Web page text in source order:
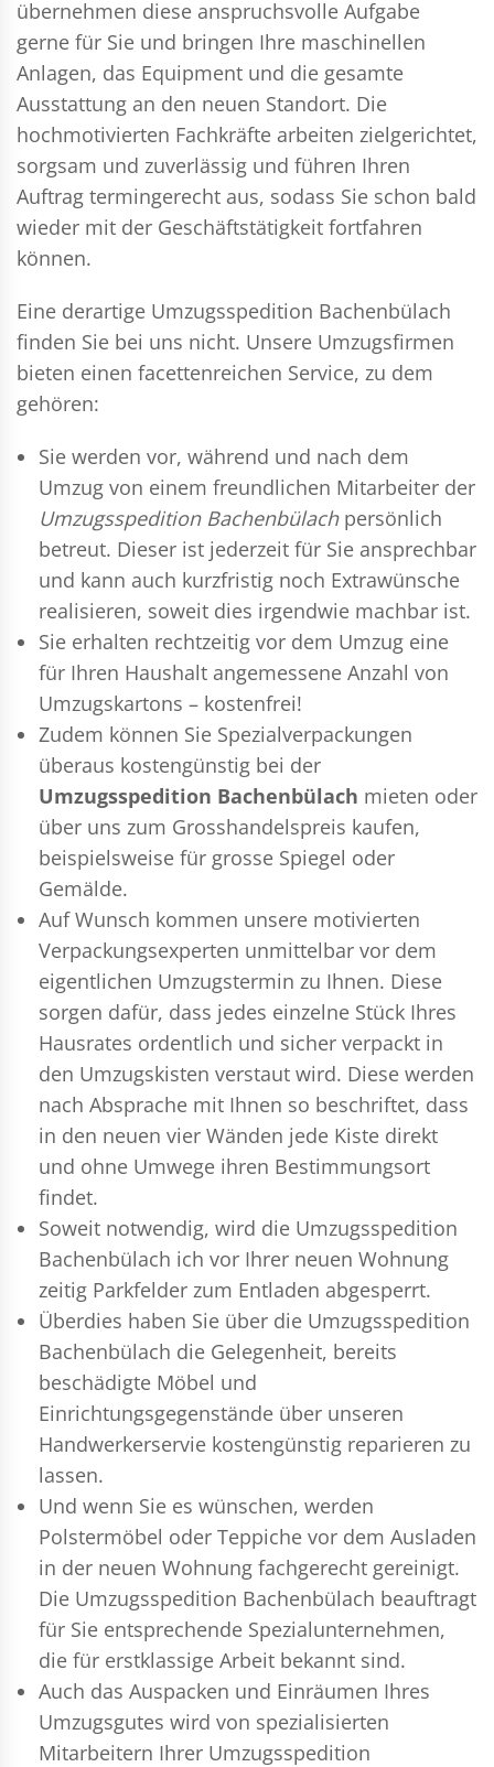
übernehmen diese anspruchsvolle Aufgabe
gerne für Sie und bringen Ihre maschinellen
Anlagen, das Equipment und die gesamte
Ausstattung an den neuen Standort. Die
hochmotivierten Fachkräfte arbeiten zielgerichtet,
sorgsam und zuverlässig und führen Ihren
Auftrag termingerecht aus, sodass Sie schon bald
wieder mit der Geschäftstätigkeit fortfahren
können.
Eine derartige Umzugsspedition Bachenbülach
finden Sie bei uns nicht. Unsere Umzugsfirmen
bieten einen facettenreichen Service, zu dem
gehören:
Sie werden vor, während und nach dem
Umzug von einem freundlichen Mitarbeiter der
Umzugsspedition Bachenbülachpersönlich
betreut. Dieser ist jederzeit für Sie ansprechbar
und kann auch kurzfristig noch Extrawünsche
realisieren, soweit dies irgendwie machbar ist.
Sie erhalten rechtzeitig vor dem Umzug eine
für Ihren Haushalt angemessene Anzahl von
Umzugskartons – kostenfrei!
Zudem können Sie Spezialverpackungen
überaus kostengünstig bei der
Umzugsspedition Bachenbülach mieten oder
über uns zum Grosshandelspreis kaufen,
beispielsweise für grosse Spiegel oder
Gemälde.
Auf Wunsch kommen unsere motivierten
Verpackungsexperten unmittelbar vor dem
eigentlichen Umzugstermin zu Ihnen. Diese
sorgen dafür, dass jedes einzelne Stück Ihres
Hausrates ordentlich und sicher verpackt in
den Umzugskisten verstaut wird. Diese werden
nach Absprache mit Ihnen so beschriftet, dass
in den neuen vier Wänden jede Kiste direkt
und ohne Umwege ihren Bestimmungsort
findet.
Soweit notwendig, wird die Umzugsspedition
Bachenbülach ich vor Ihrer neuen Wohnung
zeitig Parkfelder zum Entladen abgesperrt.
Überdies haben Sie über die Umzugsspedition
Bachenbülach die Gelegenheit, bereits
beschädigte Möbel und
Einrichtungsgegenstände über unseren
Handwerkerservie kostengünstig reparieren zu
lassen.
Und wenn Sie es wünschen, werden
Polstermöbel oder Teppiche vor dem Ausladen
in der neuen Wohnung fachgerecht gereinigt.
Die Umzugsspedition Bachenbülach beauftragt
für Sie entsprechende Spezialunternehmen,
die für erstklassige Arbeit bekannt sind.
Auch das Auspacken und Einräumen Ihres
Umzugsgutes wird von spezialisierten
Mitarbeitern Ihrer Umzugsspedition